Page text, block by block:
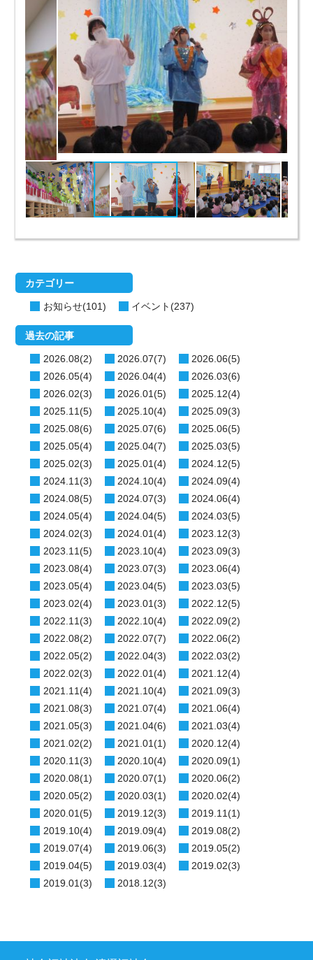
カテゴリー
お知らせ(101) イベント(237)
過去の記事
2026.08(2) 2026.07(7)
2026.06(5)
2026.05(4)
2026.04(4)
2026.03(6)
2026.02(3)
2026.01(5)
2025.12(4)
2025.11(5)
2025.10(4)
2025.09(3)
2025.08(6)
2025.07(6)
2025.06(5)
2025.05(4)
2025.04(7)
2025.03(5)
2025.02(3)
2025.01(4)
2024.12(5)
2024.11(3)
2024.10(4)
2024.09(4)
2024.08(5)
2024.07(3)
2024.06(4)
2024.05(4)
2024.04(5)
2024.03(5)
2024.02(3)
2024.01(4)
2023.12(3)
2023.11(5)
2023.10(4)
2023.09(3)
2023.08(4)
2023.07(3)
2023.06(4)
2023.05(4)
2023.04(5)
2023.03(5)
2023.02(4)
2023.01(3)
2022.12(5)
2022.11(3)
2022.10(4)
2022.09(2)
2022.08(2)
2022.07(7)
2022.06(2)
2022.05(2)
2022.04(3)
2022.03(2)
2022.02(3)
2022.01(4)
2021.12(4)
2021.11(4)
2021.10(4)
2021.09(3)
2021.08(3)
2021.07(4)
2021.06(4)
2021.05(3)
2021.04(6)
2021.03(4)
2021.02(2)
2021.01(1)
2020.12(4)
2020.11(3)
2020.10(4)
2020.09(1)
2020.08(1)
2020.07(1)
2020.06(2)
2020.05(2)
2020.03(1)
2020.02(4)
2020.01(5)
2019.12(3)
2019.11(1)
2019.10(4)
2019.09(4)
2019.08(2)
2019.07(4)
2019.06(3)
2019.05(2)
2019.04(5)
2019.03(4)
2019.02(3)
2019.01(3)
2018.12(3)